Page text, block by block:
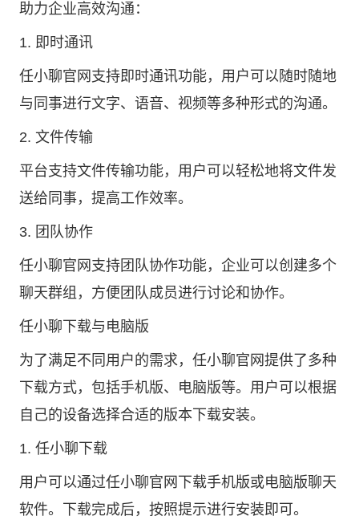
助力企业高效沟通：
1. 即时通讯
任小聊官网支持即时通讯功能，用户可以随时随地
与同事进行文字、语音、视频等多种形式的沟通。
2. 文件传输
平台支持文件传输功能，用户可以轻松地将文件发
送给同事，提高工作效率。
3. 团队协作
任小聊官网支持团队协作功能，企业可以创建多个
聊天群组，方便团队成员进行讨论和协作。
任小聊下载与电脑版
为了满足不同用户的需求，任小聊官网提供了多种
下载方式，包括手机版、电脑版等。用户可以根据
自己的设备选择合适的版本下载安装。
1. 任小聊下载
用户可以通过任小聊官网下载手机版或电脑版聊天
软件。下载完成后，按照提示进行安装即可。